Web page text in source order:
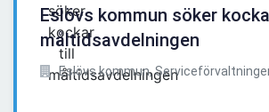
Eslövs kommun söker
måltidsavdelningen
Eslövs kommun,